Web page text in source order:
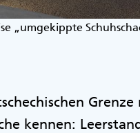
„umgekippte
kennen: